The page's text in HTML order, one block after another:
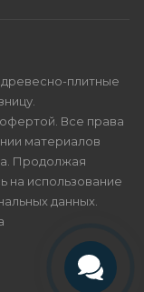
плитные
Все права
материалов
Продолжая
на использование
данных